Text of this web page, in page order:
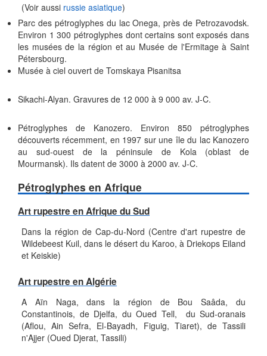
(Voir aussi russie asiatique)
Parc des pétroglyphes du lac Onega, près de Petrozavodsk.
Environ 1 300 pétroglyphes dont certains sont exposés dans
les musées de la région et au Musée de l'Ermitage à Saint
Pétersbourg.
Musée à ciel ouvert de Tomskaya Pisanitsa
Sikachi-Alyan. Gravures de 12 000 à 9 000 av. J-C.
Pétroglyphes de Kanozero. Environ 850 pétroglyphes
découverts récemment, en 1997 sur une île du lac Kanozero
au sud-ouest de la péninsule de Kola (oblast de
Mourmansk). Ils datent de 3000 à 2000 av. J-C.
Pétroglyphes en Afrique
Art rupestre en Afrique du Sud
Dans la région de Cap-du-Nord (Centre d'art rupestre de
Wildebeest Kuil, dans le désert du Karoo, à Driekops Eiland
et Keiskie)
Art rupestre en Algérie
A Aïn Naga, dans la région de Bou Saâda, du
Constantinois, de Djelfa, du Oued Tell, du Sud-oranais
(Aflou, Ain Sefra, El-Bayadh, Figuig, Tiaret), de Tassili
n'Ajjer (Oued Djerat, Tassili)